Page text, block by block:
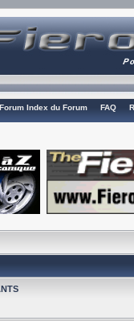
Index du Forum FAQ